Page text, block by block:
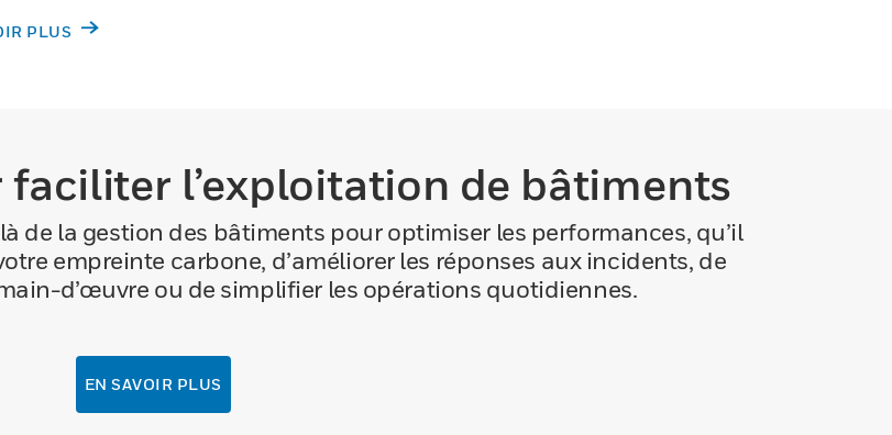
PLUS
l’exploitation de bâtiments
de la gestion des bâtiments pour optimiser les performances, qu’il
empreinte carbone, d’améliorer les réponses aux incidents, de
d’œuvre ou de simplifier les opérations quotidiennes.
EN SAVOIR PLUS